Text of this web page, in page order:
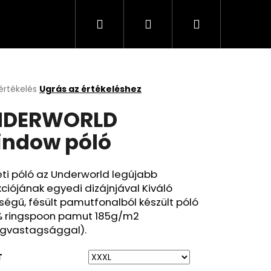
KeresésBejelentkezés
Kosár
Ugrás az értékeléshez
póló
póló az Underworld legújabb
egyedi dizájnjával Kiváló
fésült pamutfonalból készült póló
ringspoon pamut 185g/m2